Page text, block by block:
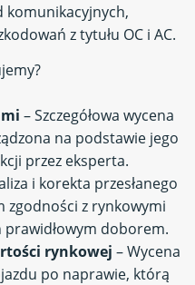
komunikacyjnych,
z tytułu OC i AC.
– Szczegółowa wycena
na podstawie jego
przez eksperta.
i korekta przesłanego
zgodności z rynkowymi
prawidłowym doborem.
rynkowej – Wycena
po naprawie, którą